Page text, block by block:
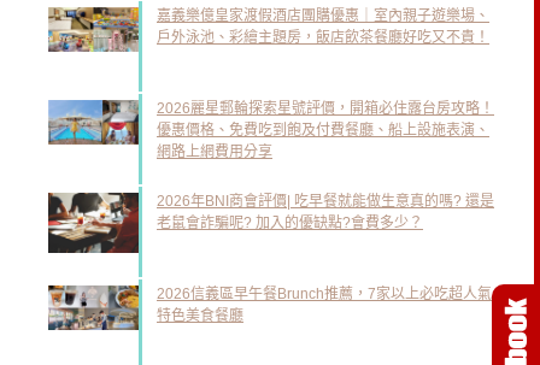
嘉義樂億皇家渡假酒店團購優惠｜室內親子遊樂場、
戶外泳池、彩繪主題房，飯店飲茶餐廳好吃又不貴！
2026麗星郵輪探索星號評價，開箱必住露台房攻略！
優惠價格、免費吃到飽及付費餐廳、船上設施表演、
網路上網費用分享
2026年BNI商會評價| 吃早餐就能做生意真的嗎? 還是
老鼠會詐騙呢? 加入的優缺點?會費多少？
2026信義區早午餐Brunch推薦，7家以上必吃超人氣
特色美食餐廳